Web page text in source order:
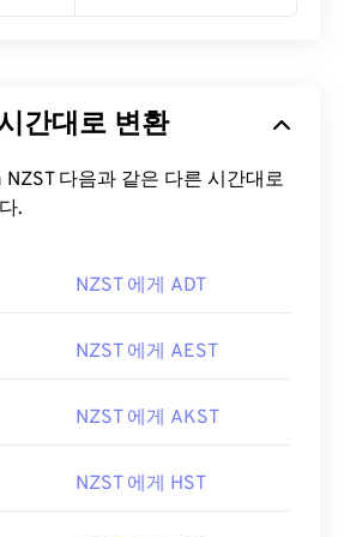
간대로 변환
다음과 같은 다른 시간대로
.
NZST 에게 ADT
NZST 에게 AEST
NZST 에게 AKST
NZST 에게 HST